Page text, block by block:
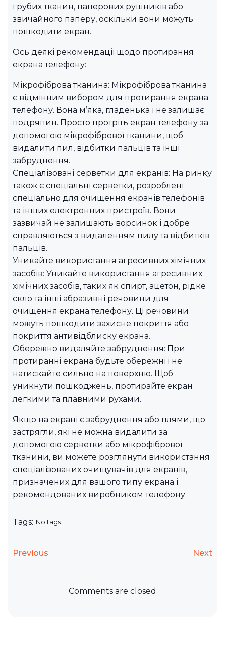
грубих тканин, паперових рушників або
звичайного паперу, оскільки вони можуть
пошкодити екран.
Ось деякі рекомендації щодо протирання
екрана телефону:
Мікрофіброва тканина: Мікрофіброва тканина
є відмінним вибором для протирання екрана
телефону. Вона м’яка, гладенька і не залишає
подряпин. Просто протріть екран телефону за
допомогою мікрофібрової тканини, щоб
видалити пил, відбитки пальців та інші
забруднення.
Спеціалізовані серветки для екранів: На ринку
також є спеціальні серветки, розроблені
спеціально для очищення екранів телефонів
та інших електронних пристроїв. Вони
зазвичай не залишають ворсинок і добре
справляються з видаленням пилу та відбитків
пальців.
Уникайте використання агресивних хімічних
засобів: Уникайте використання агресивних
хімічних засобів, таких як спирт, ацетон, рідке
скло та інші абразивні речовини для
очищення екрана телефону. Ці речовини
можуть пошкодити захисне покриття або
покриття антивідблиску екрана.
Обережно видаляйте забруднення: При
протиранні екрана будьте обережні і не
натискайте сильно на поверхню. Щоб
уникнути пошкоджень, протирайте екран
легкими та плавними рухами.
Якщо на екрані є забруднення або плями, що
застрягли, які не можна видалити за
допомогою серветки або мікрофібрової
тканини, ви можете розглянути використання
спеціалізованих очищувачів для екранів,
призначених для вашого типу екрана і
рекомендованих виробником телефону.
Tags: No tags
Previous Next
Comments are closed